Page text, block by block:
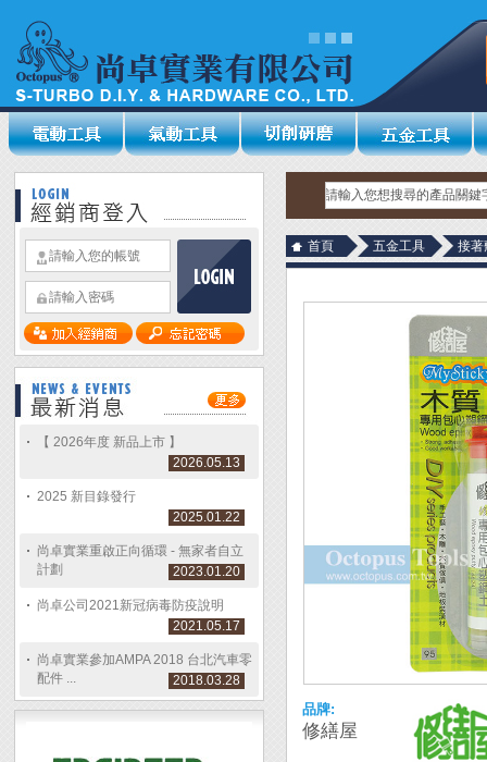
【 2026年度 新品上市 】
2026.05.13
2025 新目錄發行
2025.01.22
尚卓實業重啟正向循環 - 無家者自立
計劃
2023.01.20
尚卓公司2021新冠病毒防疫說明
2021.05.17
尚卓實業參加AMPA 2018 台北汽車零
配件 ...
2018.03.28
首頁 五金工具 接著
品牌:
修繕屋